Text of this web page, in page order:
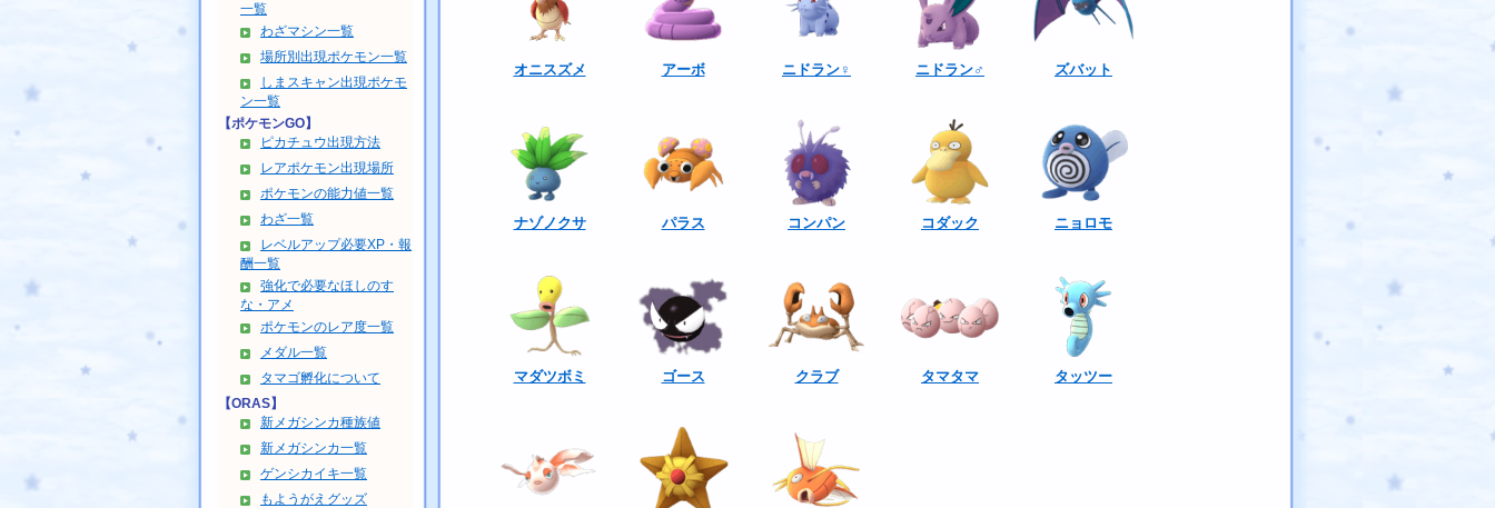
一覧
わざマシン一覧
場所別出現ポケモン一覧
しまスキャン出現ポケモ
ン一覧
【ポケモンGO】
ピカチュウ出現方法
レアポケモン出現場所
ポケモンの能力値一覧
わざ一覧
レベルアップ必要XP・報
酬一覧
強化で必要なほしのす
な・アメ
ポケモンのレア度一覧
メダル一覧
タマゴ孵化について
【ORAS】
新メガシンカ種族値
新メガシンカ一覧
ゲンシカイキ一覧
もようがえグッズ
オニスズメ アーボ ニドラン♀ ニドラン♂ ズバット
ナゾノクサ パラス コンパン コダック ニョロモ
マダツボミ ゴース クラブ タマタマ タッツー